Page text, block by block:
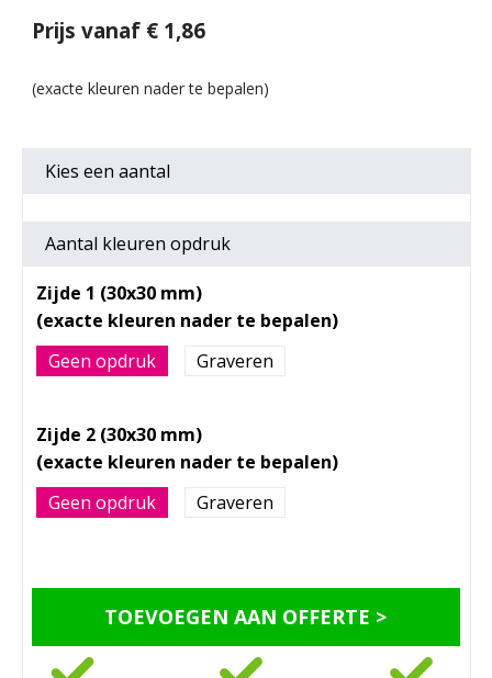
Prijs vanaf € 1,86
Kies een aantal
Aantal kleuren opdruk
Zijde 1 (30x30 mm)
Geen opdruk Graveren
Zijde 2 (30x30 mm)
Geen opdruk Graveren
TOEVOEGEN AAN OFFERTE >